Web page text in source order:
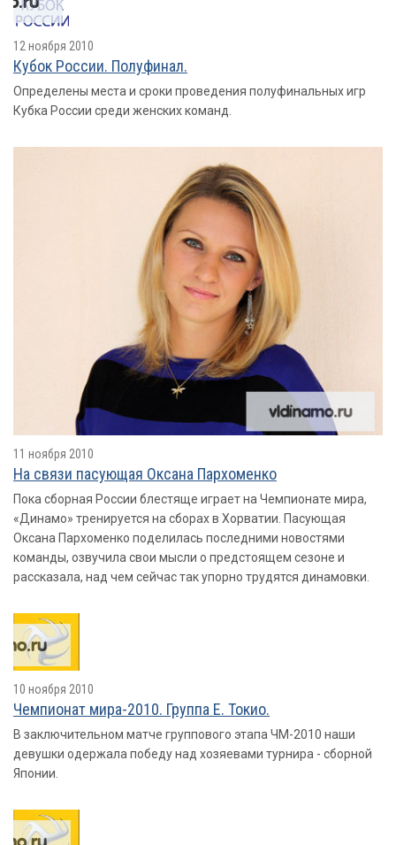
12 ноября 2010
Кубок России. Полуфинал.
Определены места и сроки проведения полуфинальных игр
Кубка России среди женских команд.
11 ноября 2010
На связи пасующая Оксана Пархоменко
Пока сборная России блестяще играет на Чемпионате мира,
«Динамо» тренируется на сборах в Хорватии. Пасующая
Оксана Пархоменко поделилась последними новостями
команды, озвучила свои мысли о предстоящем сезоне и
рассказала, над чем сейчас так упорно трудятся динамовки.
10 ноября 2010
Чемпионат мира-2010. Группа E. Токио.
В заключительном матче группового этапа ЧМ-2010 наши
девушки одержала победу над хозяевами турнира - сборной
Японии.